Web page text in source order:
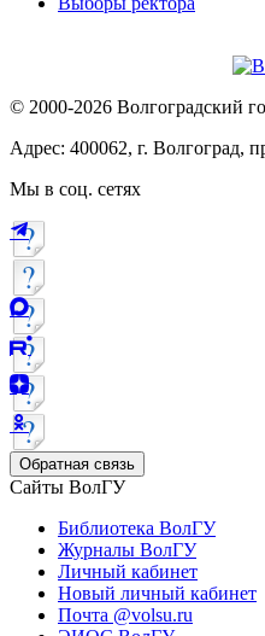
© 2000-2026 Волгоградский
Адрес: 400062, г. Волгоград,
Мы в соц. сетях
Обратная связь
Сайты ВолГУ
Библиотека ВолГУ
Журналы ВолГУ
Личный кабинет
Новый личный кабинет
Почта @volsu.ru